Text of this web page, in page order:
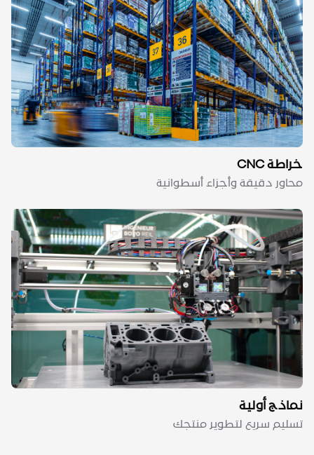
خراطة CNC
محاور دقيقة وأجزاء أسطوانية
نماذج أولية
تسليم سريع لتطوير منتجك